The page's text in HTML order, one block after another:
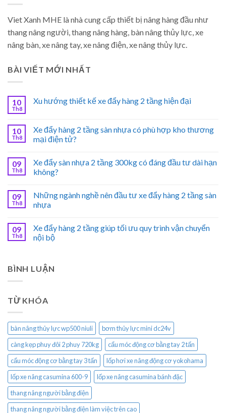
Viet Xanh MHE là nhà cung cấp thiết bị nâng hàng đầu như
thang nâng người, thang nâng hàng, bàn nâng thủy lực, xe
nâng bàn, xe nâng tay, xe nâng điện, xe nâng thủy lực.
BÀI VIẾT MỚI NHẤT
10
Th8
Xu hướng thiết kế xe đẩy hàng 2 tầng hiện đại
10
Th8
Xe đẩy hàng 2 tầng sàn nhựa có phù hợp kho thương
mại điện tử?
09
Th8
Xe đẩy sàn nhựa 2 tầng 300kg có đáng đầu tư dài hạn
không?
09
Th8
Những ngành nghề nên đầu tư xe đẩy hàng 2 tầng sàn
nhựa
09
Th8
Xe đẩy hàng 2 tầng giúp tối ưu quy trình vận chuyển
nội bộ
BÌNH LUẬN
TỪ KHÓA
bàn nâng thủy lực wp500 niuli
bơm thủy lực mini dc24v
càng kẹp phuy đôi 2 phuy 720kg
cẩu móc động cơ bằng tay 2 tấn
cẩu móc động cơ bằng tay 3 tấn
lốp hơi xe nâng động cơ yokohama
lốp xe nâng casumina 600-9
lốp xe nâng casumina bánh đặc
thang nâng người bằng điện
thang nâng người bằng điện làm việc trên cao